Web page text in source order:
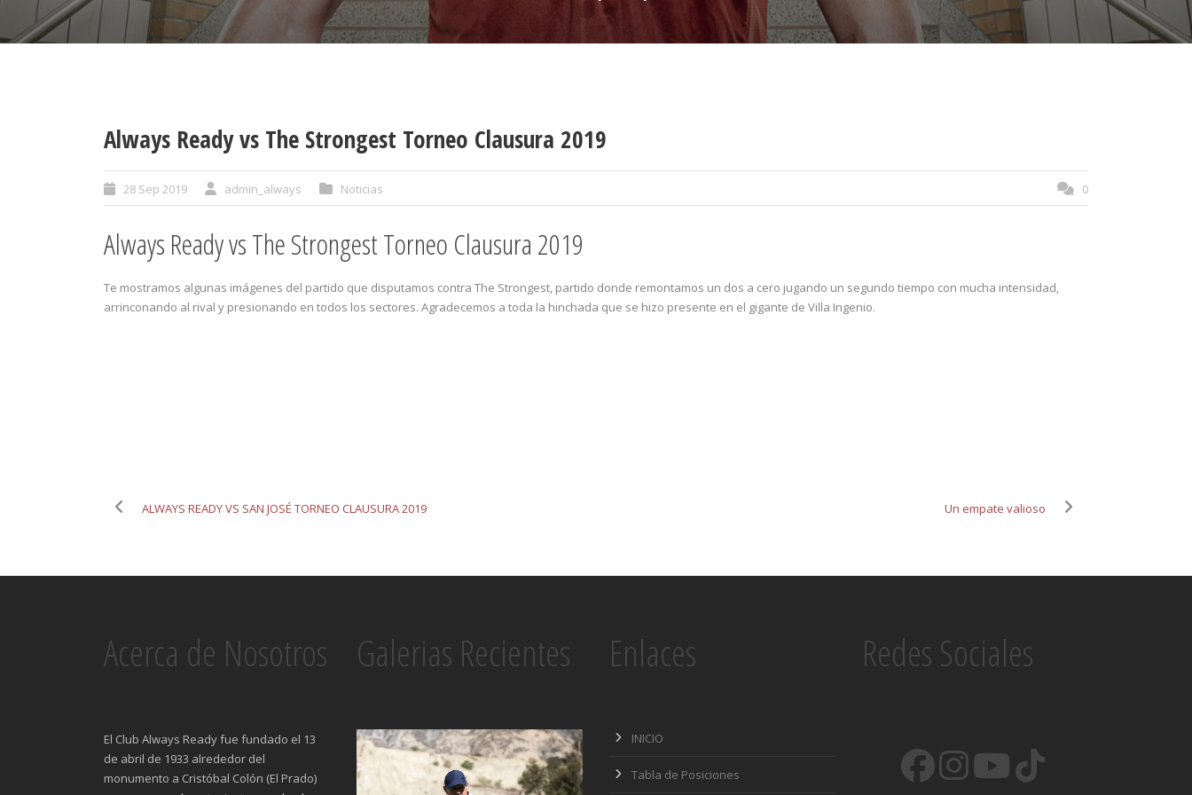
Always Ready vs The Strongest Torneo Clausura 2019
28 Sep 2019 admin_always Noticias 0
Always Ready vs The Strongest Torneo Clausura 2019
Te mostramos algunas imágenes del partido que disputamos contra The Strongest, partido donde remontamos un dos a cero jugando un segundo tiempo con mucha intensidad,
arrinconando al rival y presionando en todos los sectores. Agradecemos a toda la hinchada que se hizo presente en el gigante de Villa Ingenio.
ALWAYS READY VS SAN JOSÉ TORNEO CLAUSURA 2019 Un empate valioso
Acerca de Nosotros
El Club Always Ready fue fundado el 13
de abril de 1933 alrededor del
monumento a Cristóbal Colón (El Prado)
Galerias Recientes Enlaces
INICIO
Tabla de Posiciones
Redes Sociales